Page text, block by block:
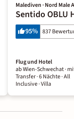
Malediven · Nord Male
Sentido OBLU
95% 837
Flug und Hotel
ab Wien-Schwechat ·
Transfer ·6 Nächte· All
Inclusive· Villa